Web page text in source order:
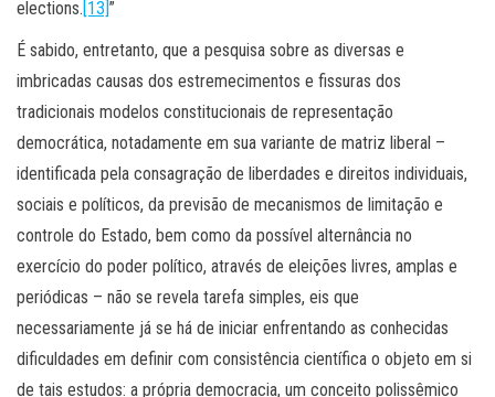
elections.[13]”
É sabido, entretanto, que a pesquisa sobre as diversas e
imbricadas causas dos estremecimentos e fissuras dos
tradicionais modelos constitucionais de representação
democrática, notadamente em sua variante de matriz liberal –
identificada pela consagração de liberdades e direitos individuais,
sociais e políticos, da previsão de mecanismos de limitação e
controle do Estado, bem como da possível alternância no
exercício do poder político, através de eleições livres, amplas e
periódicas – não se revela tarefa simples, eis que
necessariamente já se há de iniciar enfrentando as conhecidas
dificuldades em definir com consistência científica o objeto em si
de tais estudos: a própria democracia, um conceito polissêmico